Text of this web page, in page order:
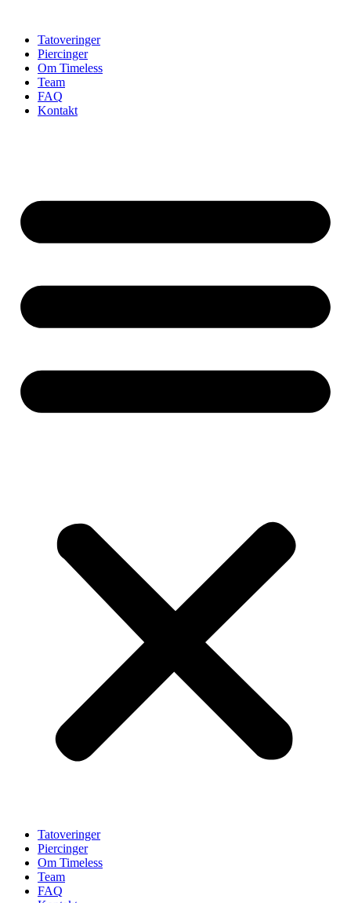
indholdTatoveringer
Piercinger
Om Timeless
Team
FAQ
Kontakt
Tatoveringer
Piercinger
Om Timeless
Team
FAQ